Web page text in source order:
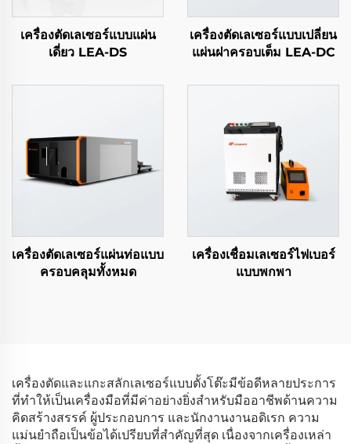
เครื่องตัดเลเซอร์แบบแผ่น
เดี่ยว LEA-DS
เครื่องตัดเลเซอร์แบบเปลี่ยน
แผ่นฝาครอบเต็ม LEA-DC
เครื่องตัดเลเซอร์แผ่นท่อแบบ
ครอบคลุมทั้งหมด
เครื่องเชื่อมเลเซอร์ไฟเบอร์
แบบพกพา
เครื่องตัดและแกะสลักเลเซอร์แบบตั้งโต๊ะมีข้อดีหลายประการ
ที่ทำให้เป็นเครื่องมือที่มีค่าอย่างยิ่งสำหรับมืออาชีพด้านความ
คิดสร้างสรรค์ ผู้ประกอบการ และนักงานงานอดิเรก ความ
แม่นยำถือเป็นข้อได้เปรียบที่สำคัญที่สุด เนื่องจากเครื่องเหล่า